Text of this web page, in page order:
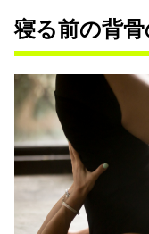
寝る前の背